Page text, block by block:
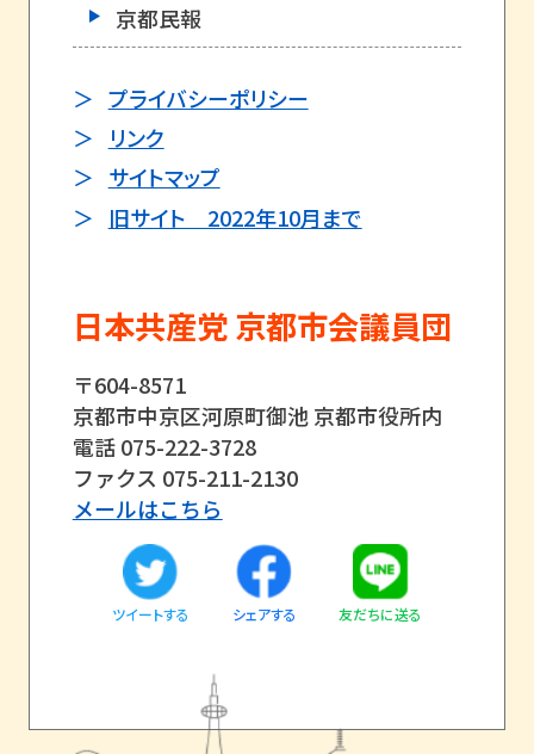
日本共産党 京都市会議員団
〒604-8571
京都市中京区河原町御池 京都市役所内
電話 075-222-3728
ファクス 075-211-2130
メールはこちら
ツイートする シェアする 友だちに送る
京都民報
プライバシーポリシー
リンク
サイトマップ
旧サイト 2022年10月まで